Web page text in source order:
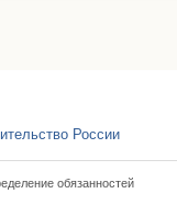
России
обязанностей